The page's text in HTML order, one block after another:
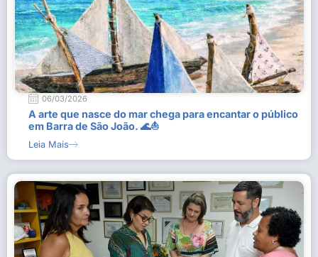
06/03/2026
A arte que nasce do mar chega para encantar o público
em Barra de São João. 🌊⛵
Leia Mais